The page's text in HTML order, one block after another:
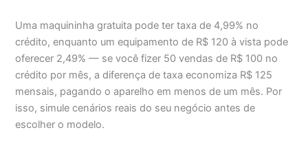
Uma maquininha gratuita pode ter taxa de 4,99% no
crédito, enquanto um equipamento de R$ 120 à vista pode
oferecer 2,49% — se você fizer 50 vendas de R$ 100 no
crédito por mês, a diferença de taxa economiza R$ 125
mensais, pagando o aparelho em menos de um mês. Por
isso, simule cenários reais do seu negócio antes de
escolher o modelo.